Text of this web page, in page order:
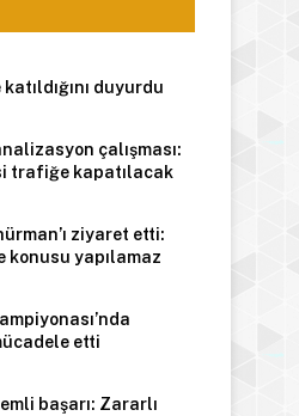
katıldığını duyurdu
çalışması:
trafiğe kapatılacak
ziyaret etti:
konusu yapılamaz
etti
başarı: Zararlı